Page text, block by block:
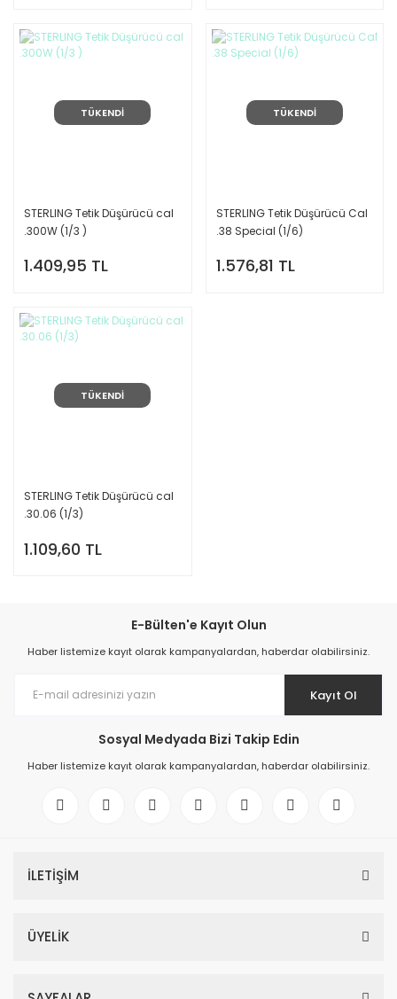
TÜKENDİ
STERLING Tetik Düşürücü cal
.300W (1/3 )
1.409,95 TL
TÜKENDİ
STERLING Tetik Düşürücü Cal
.38 Special (1/6)
1.576,81 TL
TÜKENDİ
STERLING Tetik Düşürücü cal
.30.06 (1/3)
1.109,60 TL
E-Bülten'e Kayıt Olun
Haber listemize kayıt olarak kampanyalardan, haberdar olabilirsiniz.
Kayıt Ol
Sosyal Medyada Bizi Takip Edin
Haber listemize kayıt olarak kampanyalardan, haberdar olabilirsiniz.
İLETİŞİM
ÜYELİK